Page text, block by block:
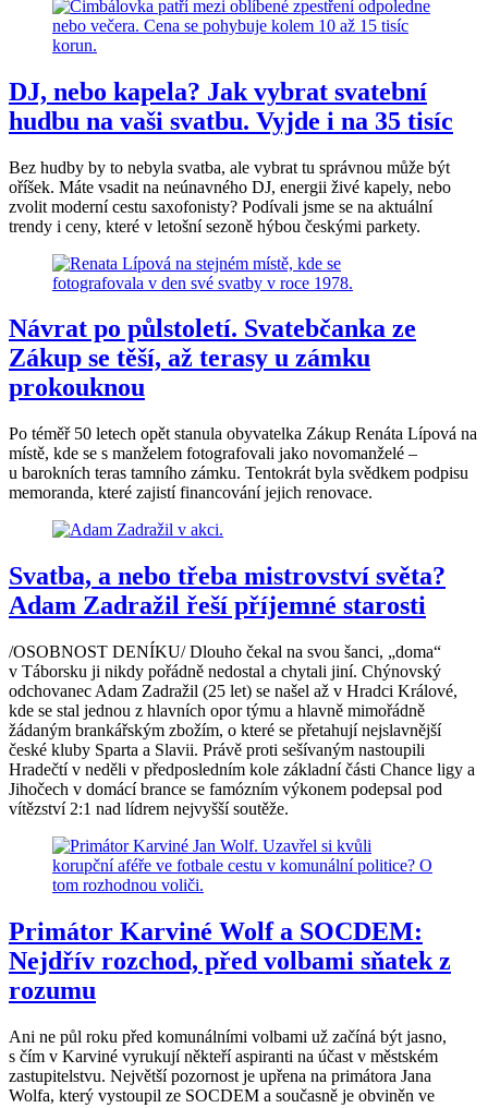
DJ, nebo kapela? Jak vybrat svatební
hudbu na vaši svatbu. Vyjde i na 35 tisíc
Bez hudby by to nebyla svatba, ale vybrat tu správnou může být
oříšek. Máte vsadit na neúnavného DJ, energii živé kapely, nebo
zvolit moderní cestu saxofonisty? Podívali jsme se na aktuální
trendy i ceny, které v letošní sezoně hýbou českými parkety.
Návrat po půlstoletí. Svatebčanka ze
Zákup se těší, až terasy u zámku
prokouknou
Po téměř 50 letech opět stanula obyvatelka Zákup Renáta Lípová na
místě, kde se s manželem fotografovali jako novomanželé –
u barokních teras tamního zámku. Tentokrát byla svědkem podpisu
memoranda, které zajistí financování jejich renovace.
Svatba, a nebo třeba mistrovství světa?
Adam Zadražil řeší příjemné starosti
/OSOBNOST DENÍKU/ Dlouho čekal na svou šanci, „doma“
v Táborsku ji nikdy pořádně nedostal a chytali jiní. Chýnovský
odchovanec Adam Zadražil (25 let) se našel až v Hradci Králové,
kde se stal jednou z hlavních opor týmu a hlavně mimořádně
žádaným brankářským zbožím, o které se přetahují nejslavnější
české kluby Sparta a Slavii. Právě proti sešívaným nastoupili
Hradečtí v neděli v předposledním kole základní části Chance ligy a
Jihočech v domácí brance se famózním výkonem podepsal pod
vítězství 2:1 nad lídrem nejvyšší soutěže.
Primátor Karviné Wolf a SOCDEM:
Nejdřív rozchod, před volbami sňatek z
rozumu
Ani ne půl roku před komunálními volbami už začíná být jasno,
s čím v Karviné vyrukují někteří aspiranti na účast v městském
zastupitelstvu. Největší pozornost je upřena na primátora Jana
Wolfa, který vystoupil ze SOCDEM a současně je obviněn ve